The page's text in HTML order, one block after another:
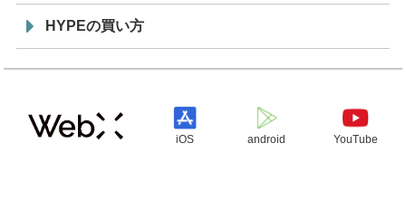
HYPEの買い方
iOS android YouTube